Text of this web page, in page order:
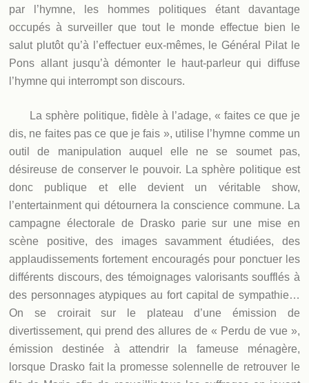
par l’hymne, les hommes politiques étant davantage
occupés à surveiller que tout le monde effectue bien le
salut plutôt qu’à l’effectuer eux-mêmes, le Général Pilat le
Pons allant jusqu’à démonter le haut-parleur qui diffuse
l’hymne qui interrompt son discours.
La sphère politique, fidèle à l’adage, « faites ce que je
dis, ne faites pas ce que je fais », utilise l’hymne comme un
outil de manipulation auquel elle ne se soumet pas,
désireuse de conserver le pouvoir. La sphère politique est
donc publique et elle devient un véritable show,
l’entertainment qui détournera la conscience commune. La
campagne électorale de Drasko parie sur une mise en
scène positive, des images savamment étudiées, des
applaudissements fortement encouragés pour ponctuer les
différents discours, des témoignages valorisants soufflés à
des personnages atypiques au fort capital de sympathie…
On se croirait sur le plateau d’une émission de
divertissement, qui prend des allures de « Perdu de vue »,
émission destinée à attendrir la fameuse ménagère,
lorsque Drasko fait la promesse solennelle de retrouver le